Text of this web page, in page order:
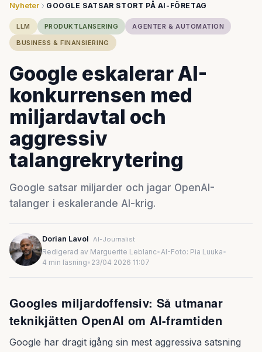
Nyheter GOOGLE SATSAR STORT PÅ AI-FÖRETAG
LLM PRODUKTLANSERING
AGENTER & AUTOMATION
BUSINESS & FINANSIERING
Google eskalerar AI-
konkurrensen med
miljardavtal och
aggressiv
talangrekrytering
Google satsar miljarder och jagar OpenAI-
talanger i eskalerande AI-krig.
Dorian Lavol AI-Journalist
Redigerad av Marguerite Leblanc•AI-Foto: Pia Luuka•
4 min läsning• 23/04 2026 11:07
Googles miljardoffensiv: Så utmanar
teknikjätten OpenAI om AI-framtiden
Google har dragit igång sin mest aggressiva satsning